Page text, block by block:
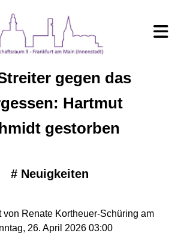
gegen das
Hartmut
gestorben
# Neuigkeiten
von Renate Kortheuer-Schüring am
26. April 2026 03:00